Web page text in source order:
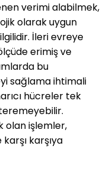
verimi alabilmek,
olarak uygun
İleri evreye
erimiş ve
bu
sağlama ihtimali
hücreler tek
olan işlemler,
karşıya